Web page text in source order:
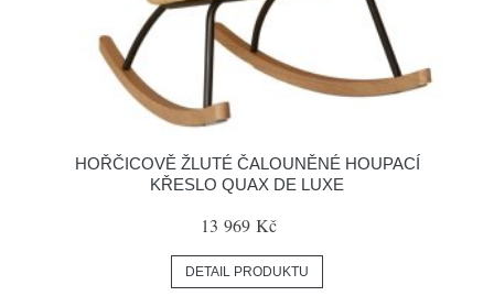
HOŘČICOVĚ ŽLUTÉ ČALOUNĚNÉ HOUPACÍ
KŘESLO QUAX DE LUXE
13 969 Kč
DETAIL PRODUKTU